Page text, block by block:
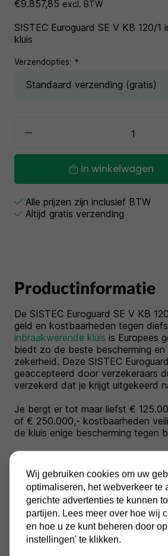
€9.857,85 excl. BTW
SISTEC Euroguard SE V KB 120/1
kluis
Verzendopties: *
In winkelwagen
Alle prijzen zijn inclusief BTW
Altijd gratis verzending
Productinformatie
De SISTEC Euroguard SE V KB
geld en kostbaarheden tegen
inbraakwerende kluis is Europees
biedt zo de beste bescherming en
zekerheid. Deze SISTEC
geaccepteerd door verzekeraars
verzekerd dat je krijgt uitgekeerd
Je bergt er tot maar liefst €
of € 250.000,- kostbaarheden
de kluis enige bescherming tegen
twee sleutelsloten en je krijgt bij
meegeleverd. Heb je de kluis
elektronische codeslot? Neem
op en vraag naar de
Toon meer
Wij gebruiken cookies om uw
optimaliseren, het webverkeer te
gerichte advertenties te kunnen
partijen. Lees meer over hoe wij
en hoe u ze kunt beheren door
instellingen' te klikken.